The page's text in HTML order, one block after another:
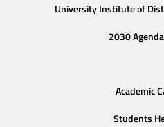
University Institute of
2030
Academic
Students